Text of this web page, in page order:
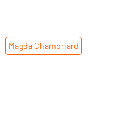
Magda Chambriard